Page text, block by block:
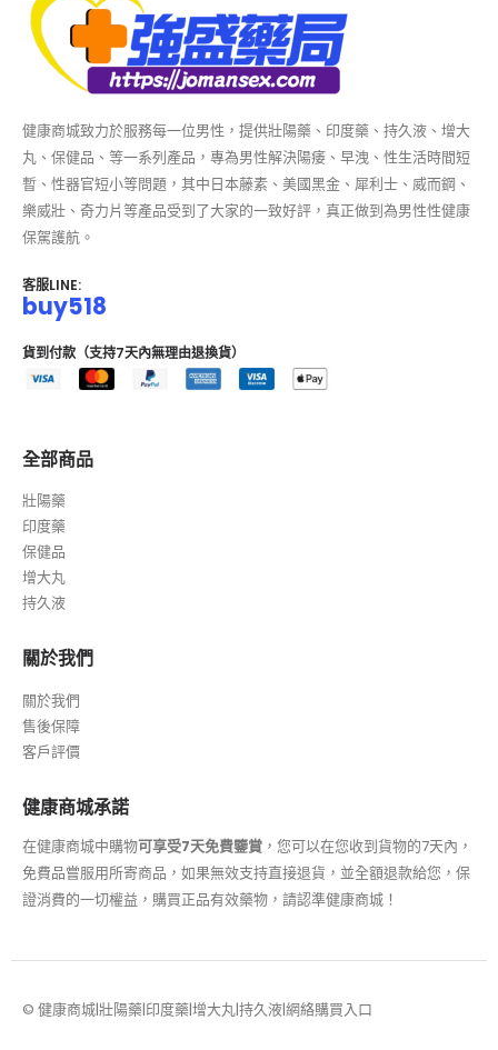
健康商城致力於服務每一位男性，提供壯陽藥、印度藥、持久液、增大
丸、保健品、等一系列產品，專為男性解決陽痿、早洩、性生活時間短
暫、性器官短小等問題，其中日本藤素、美國黑金、犀利士、威而鋼、
樂威壯、奇力片等產品受到了大家的一致好評，真正做到為男性性健康
保駕護航。
客服LINE:
buy518
貨到付款（支持7天內無理由退換貨）
全部商品
壯陽藥
印度藥
保健品
增大丸
持久液
關於我們
關於我們
售後保障
客戶評價
健康商城承諾
在健康商城中購物可享受7天免費鑒賞 ，您可以在您收到貨物的7天內，
免費品嘗服用所寄商品，如果無效支持直接退貨，並全額退款給您，保
證消費的一切權益，購買正品有效藥物，請認準健康商城！
© 健康商城|壯陽藥|印度藥|增大丸|持久液|網絡購買入口